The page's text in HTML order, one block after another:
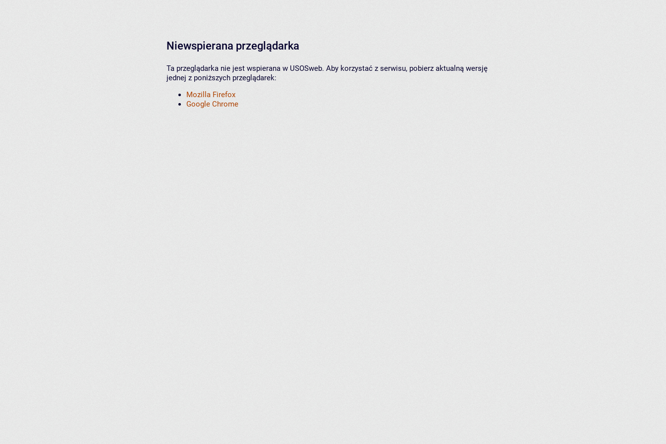
Niewspierana przeglądarka
Ta przeglądarka nie jest wspierana w USOSweb. Aby korzystać z serwisu, pobierz aktualną wersję
jednej z poniższych przeglądarek:
Mozilla Firefox
Google Chrome